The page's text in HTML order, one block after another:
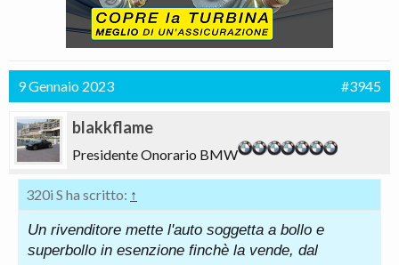
9 Gennaio 2023 #3945
blakkflame
Presidente Onorario BMW
320i S ha scritto: ↑
Un rivenditore mette l'auto soggetta a bollo e
superbollo in esenzione finchè la vende, dal